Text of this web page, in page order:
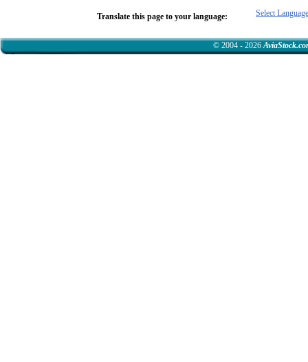
Translate this page to your language: Select Language
© 2004 - 2026